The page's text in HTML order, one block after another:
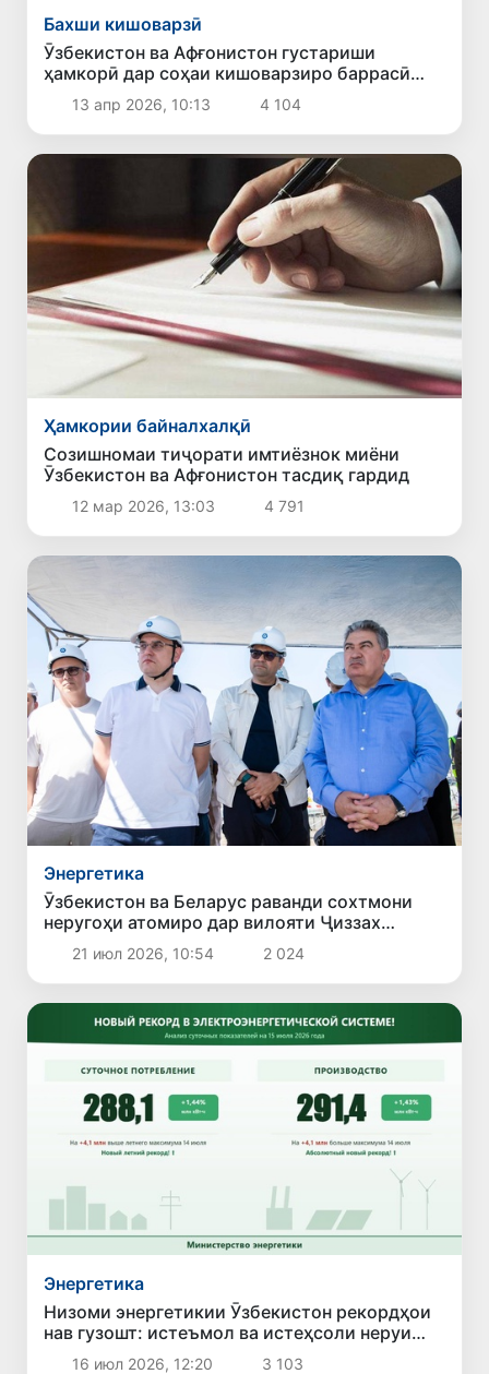
Бахши кишоварзӣ
Ӯзбекистон ва Афғонистон густариши
ҳамкорӣ дар соҳаи кишоварзиро баррасӣ
карданд
13 апр 2026, 10:13 4 104
Ҳамкории байналхалқӣ
Созишномаи тиҷорати имтиёзнок миёни
Ӯзбекистон ва Афғонистон тасдиқ гардид
12 мар 2026, 13:03 4 791
Энергетика
Ӯзбекистон ва Беларус раванди сохтмони
неругоҳи атомиро дар вилояти Ҷиззах
баррасӣ карданд
21 июл 2026, 10:54 2 024
Энергетика
Низоми энергетикии Ӯзбекистон рекордҳои
нав гузошт: истеъмол ва истеҳсоли неруи
барқ ба ҳадди бесобиқа расид
16 июл 2026, 12:20 3 103